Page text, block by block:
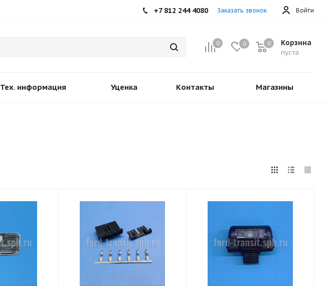
Войти
+7 812 244 4080 Заказать звонок
0 0 Корзина
пуста
0
Тех. информация Уценка Контакты Магазины